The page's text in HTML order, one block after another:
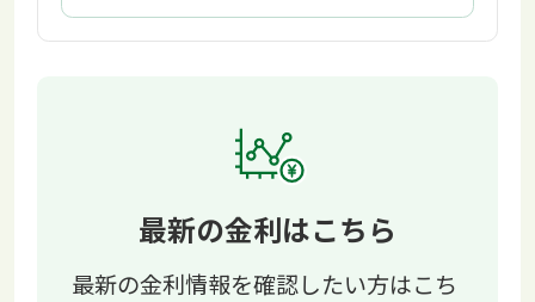
最新の金利はこちら
最新の金利情報を確認したい方はこち